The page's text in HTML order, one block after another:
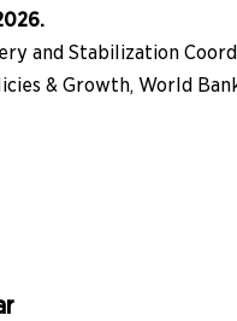
and Stabilization
& Growth, World